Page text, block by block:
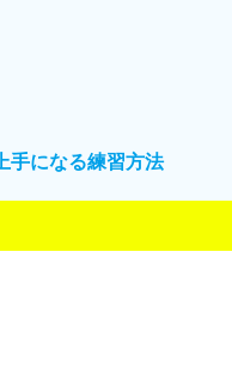
上手になる練習方法